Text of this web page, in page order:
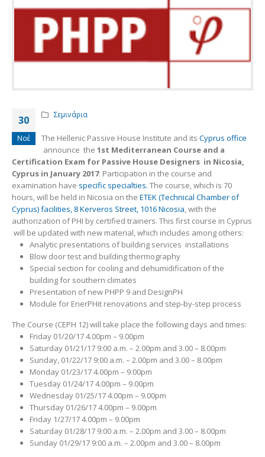
30
Νοέ
Σεμινάρια
The Hellenic Passive House Institute and its Cyprus office
announce the 1st Mediterranean Course and a
Certification Exam for Passive House Designers in Nicosia,
Cyprus in January 2017. Participation in the course and
examination have specific specialties. The course, which is 70
hours, will be held in Nicosia on the ETEK (Technical Chamber of
Cyprus) facilities, 8 Kerveros Street, 1016 Nicosia, with the
authorization of PHI by certified trainers. This first course in Cyprus
will be updated with new material, which includes among others:
Analytic presentations of building services installations
Blow door test and building thermography
Special section for cooling and dehumidification of the
building for southern climates
Presentation of new PHPP 9 and DesignPH
Module for EnerPHit renovations and step-by-step process
The Course (CEPH 12) will take place the following days and times:
Friday 01/20/17 4.00pm – 9.00pm
Saturday 01/21/17 9:00 a.m. – 2.00pm and 3.00 – 8.00pm
Sunday, 01/22/17 9:00 a.m. – 2.00pm and 3.00 – 8.00pm
Monday 01/23/17 4.00pm – 9.00pm
Tuesday 01/24/17 4.00pm – 9.00pm
Wednesday 01/25/17 4.00pm – 9.00pm
Thursday 01/26/17 4.00pm – 9.00pm
Friday 1/27/17 4.00pm – 9.00pm
Saturday 01/28/17 9:00 a.m. – 2.00pm and 3.00 – 8.00pm
Sunday 01/29/17 9:00 a.m. – 2.00pm and 3.00 – 8.00pm